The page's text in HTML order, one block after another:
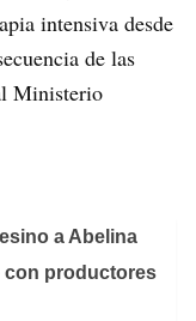
intensiva desde
de las
Ministerio
a Abelina
con productores